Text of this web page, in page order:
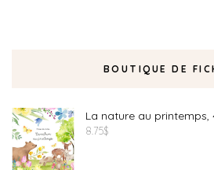
BOUTIQUE DE
La nature au printemps,
8.75$